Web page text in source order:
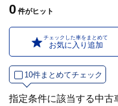
0 件がヒット
チェックした車をまとめて
お気に入り追加
10件まとめてチェック
指定条件に該当する中古